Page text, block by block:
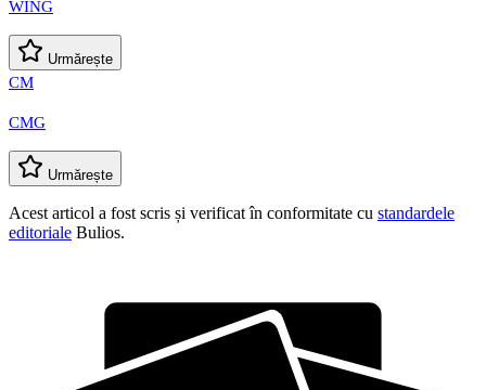
WING
Urmărește
CM
CMG
Urmărește
Acest articol a fost scris și verificat în conformitate cu standardele
editoriale Bulios.